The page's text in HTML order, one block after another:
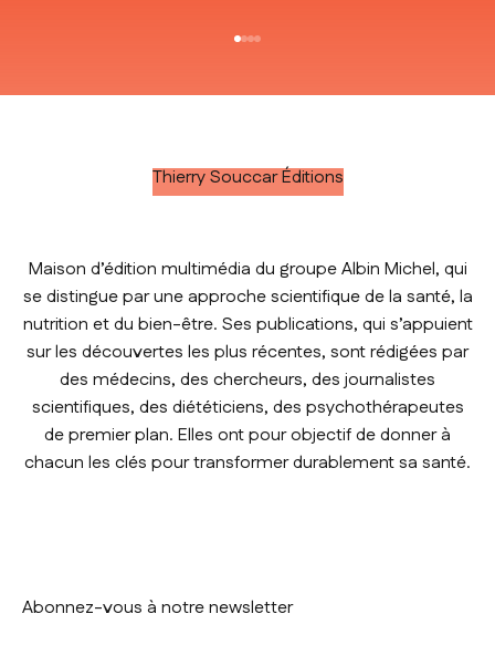
Thierry Souccar Éditions
Maison d’édition multimédia du groupe Albin Michel, qui
se distingue par une approche scientifique de la santé, la
nutrition et du bien-être. Ses publications, qui s’appuient
sur les découvertes les plus récentes, sont rédigées par
des médecins, des chercheurs, des journalistes
scientifiques, des diététiciens, des psychothérapeutes
de premier plan. Elles ont pour objectif de donner à
chacun les clés pour transformer durablement sa santé.
Abonnez-vous à notre newsletter